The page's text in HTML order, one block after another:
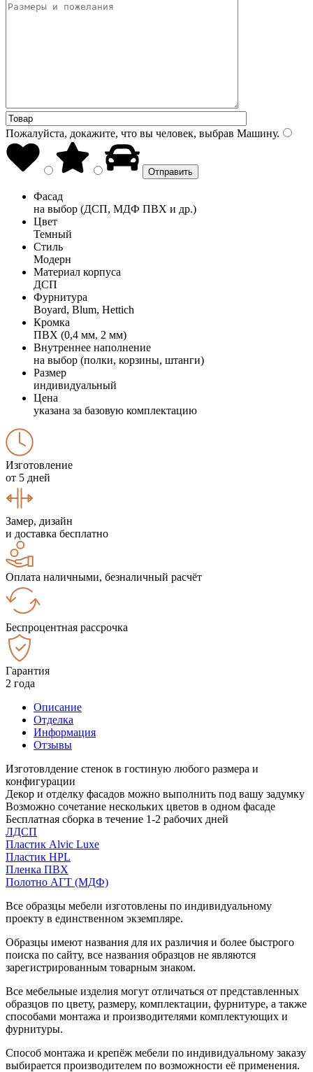
Пожалуйста, докажите, что вы человек, выбрав Машину.
Фасад
на выбор (ДСП, МДФ ПВХ и др.)
Цвет
Темный
Стиль
Модерн
Материал корпуса
ДСП
Фурнитура
Boyard, Blum, Hettich
Кромка
ПВХ (0,4 мм, 2 мм)
Внутреннее наполнение
на выбор (полки, корзины, штанги)
Размер
индивидуальный
Цена
указана за базовую комплектацию
Изготовление
от 5 дней
Замер, дизайн
и доставка бесплатно
Оплата наличными, безналичный расчёт
Беспроцентная рассрочка
Гарантия
2 года
Описание
Отделка
Информация
Отзывы
Изготовлдение стенок в гостиную любого размера и
конфигурации
Декор и отделку фасадов можно выполнить под вашу задумку
Возможно сочетание нескольких цветов в одном фасаде
Бесплатная сборка в течение 1-2 рабочих дней
ЛДСП
Пластик Alvic Luxe
Пластик HPL
Пленка ПВХ
Полотно АГТ (МДФ)
Все образцы мебели изготовлены по индивидуальному
проекту в единственном экземпляре.
Образцы имеют названия для их различия и более быстрого
поиска по сайту, все названия образцов не являются
зарегистрированным товарным знаком.
Все мебельные изделия могут отличаться от представленных
образцов по цвету, размеру, комплектации, фурнитуре, а также
способами монтажа и производителями комплектующих и
фурнитуры.
Способ монтажа и крепёж мебели по индивидуальному заказу
выбирается производителем по возможности её применения.